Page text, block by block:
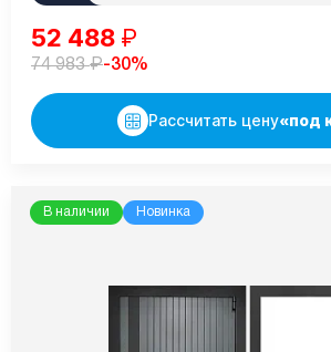
52 488 ₽
74 983₽-30%
Рассчитать цену«под
В наличии Новинка